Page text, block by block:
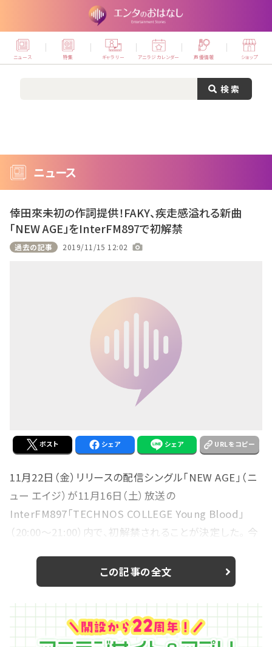
ニュース 特集 ギャラリー アニラジカレンダー 声優情報 ショップ
ニュース
倖田來未初の作詞提供！FAKY、疾走感溢れる新曲
「NEW AGE」をInterFM897で初解禁
過去の記事 2019/11/15 12:02
ポスト シェア シェア URLをコピー
11月22日（金）リリースの配信シングル「NEW AGE」（ニ
ュー エイジ）が11月16日（土）放送の
InterFM897「TECHNOS COLLEGE Young Blood」
（20:00～21:00）内で、初解禁されることが決定した。 今
最後を飾る楽曲。 3部作の共通コンセプトである「ガー
ルズパワー」の根源は「強い女性の美しさ」にあるが、最
もパワフルな今作は、FAKYの新たな代表曲となり得る
パーティー・アッパーチューンとなった。 そして今作は、...
この記事の全文